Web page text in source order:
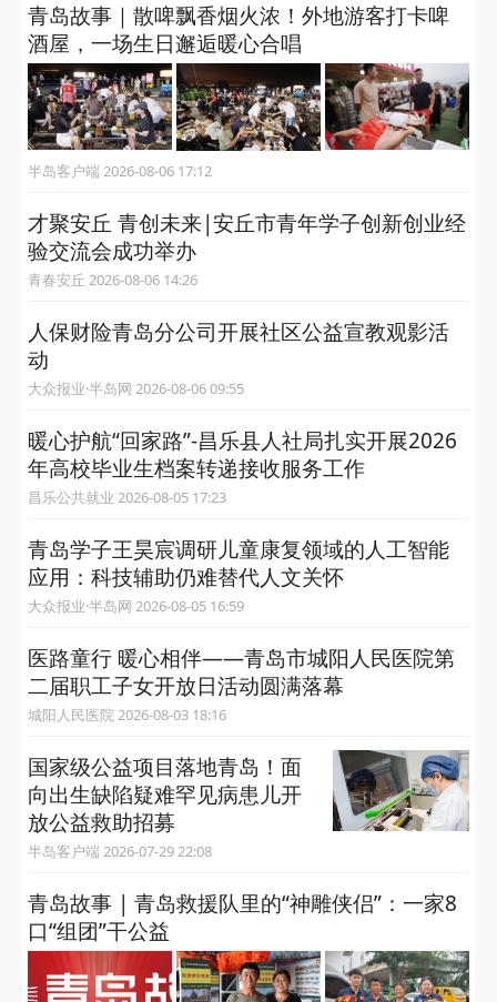
青岛故事｜散啤飘香烟火浓！外地游客打卡啤
酒屋，一场生日邂逅暖心合唱
半岛客户端 2026-08-06 17:12
才聚安丘 青创未来|安丘市青年学子创新创业经
验交流会成功举办
青春安丘 2026-08-06 14:26
人保财险青岛分公司开展社区公益宣教观影活
动
大众报业·半岛网 2026-08-06 09:55
暖心护航“回家路”-昌乐县人社局扎实开展2026
年高校毕业生档案转递接收服务工作
昌乐公共就业 2026-08-05 17:23
青岛学子王昊宸调研儿童康复领域的人工智能
应用：科技辅助仍难替代人文关怀
大众报业·半岛网 2026-08-05 16:59
医路童行 暖心相伴——青岛市城阳人民医院第
二届职工子女开放日活动圆满落幕
城阳人民医院 2026-08-03 18:16
国家级公益项目落地青岛！面
向出生缺陷疑难罕见病患儿开
放公益救助招募
半岛客户端 2026-07-29 22:08
青岛故事 | 青岛救援队里的“神雕侠侣”：一家8
口“组团”干公益